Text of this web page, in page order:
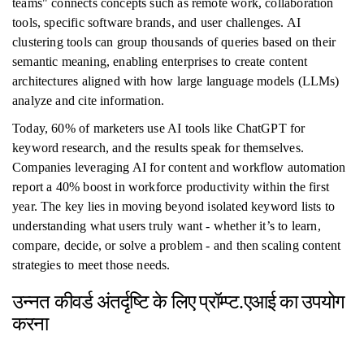
teams" connects concepts such as remote work, collaboration
tools, specific software brands, and user challenges. AI
clustering tools can group thousands of queries based on their
semantic meaning, enabling enterprises to create content
architectures aligned with how large language models (LLMs)
analyze and cite information.
Today, 60% of marketers use AI tools like ChatGPT for
keyword research, and the results speak for themselves.
Companies leveraging AI for content and workflow automation
report a 40% boost in workforce productivity within the first
year. The key lies in moving beyond isolated keyword lists to
understanding what users truly want - whether it’s to learn,
compare, decide, or solve a problem - and then scaling content
strategies to meet those needs.
उन्नत कीवर्ड अंतर्दृष्टि के लिए प्रॉम्प्ट.एआई का उपयोग
करना